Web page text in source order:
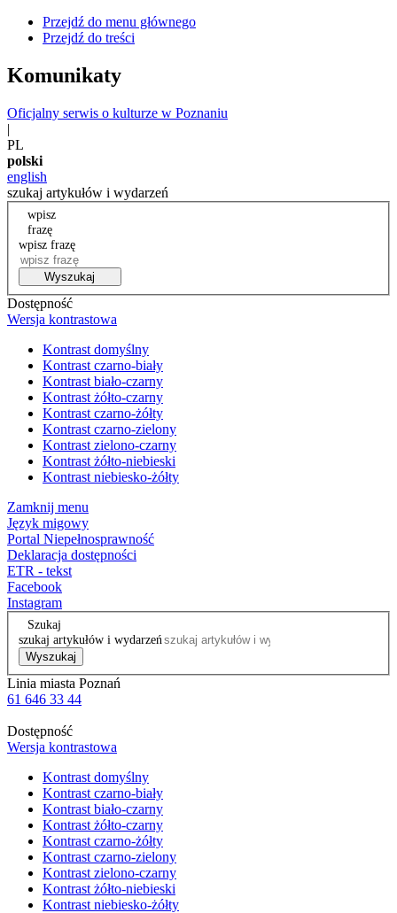
Przejdź do menu głównego
Przejdź do treści
Komunikaty
Oficjalny serwis o kulturze w Poznaniu
|
PL
polski
english
szukaj artykułów i wydarzeń
wpisz
frazę
wpisz frazę
Wyszukaj
Dostępność
Wersja kontrastowa
Kontrast domyślny
Kontrast czarno-biały
Kontrast biało-czarny
Kontrast żółto-czarny
Kontrast czarno-żółty
Kontrast czarno-zielony
Kontrast zielono-czarny
Kontrast żółto-niebieski
Kontrast niebiesko-żółty
Zamknij menu
Język migowy
Portal Niepełnosprawność
Deklaracja dostępności
ETR - tekst
Facebook
Instagram
Szukaj
szukaj artykułów i wydarzeń
Wyszukaj
Linia miasta Poznań
61 646 33 44
Dostępność
Wersja kontrastowa
Kontrast domyślny
Kontrast czarno-biały
Kontrast biało-czarny
Kontrast żółto-czarny
Kontrast czarno-żółty
Kontrast czarno-zielony
Kontrast zielono-czarny
Kontrast żółto-niebieski
Kontrast niebiesko-żółty